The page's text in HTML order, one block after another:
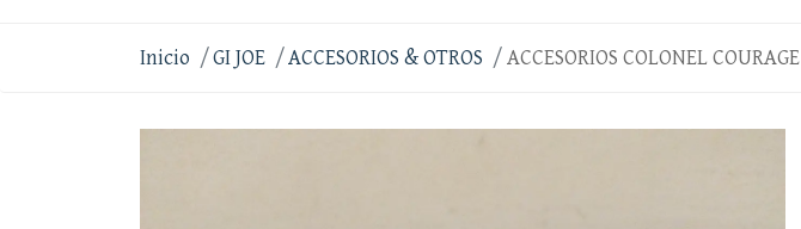
Inicio GI JOE ACCESORIOS & OTROS ACCESORIOS COLONEL COURAGE